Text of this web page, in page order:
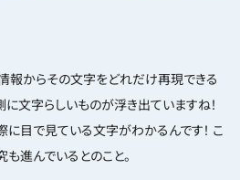
報からその文字をどれだけ再現できる
に文字らしいものが浮き出ていますね！
に目で見ている文字がわかるんです！ こ
進んでいるとのこと。